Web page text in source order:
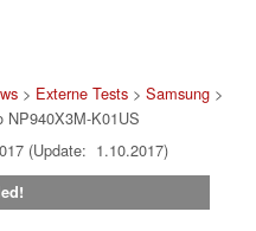
> Externe Tests> Samsung>
NP940X3M-K01US
(Update: 1.10.2017)